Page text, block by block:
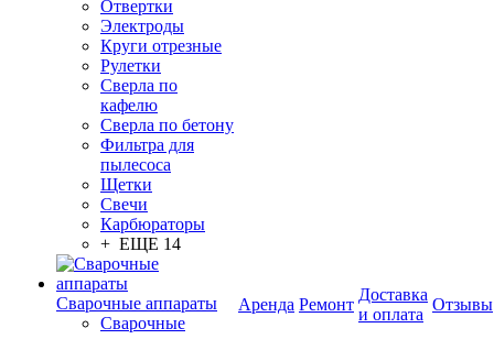
Отвертки
Электроды
Круги отрезные
Рулетки
Сверла по
кафелю
Сверла по бетону
Фильтра для
пылесоса
Щетки
Свечи
Карбюраторы
+ ЕЩЕ 14
Сварочные аппараты
Сварочные
Аренда Ремонт
Доставка
и оплата
Отзывы